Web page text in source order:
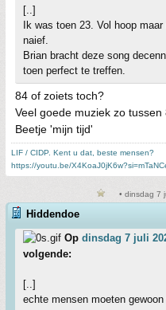
[..]
Ik was toen 23. Vol hoop
naief.
Brian bracht deze song
toen perfect te treffen.
84 of zoiets toch?
Veel goede muziek zo tussen
Beetje 'mijn tijd'
LIF / CIDP. Kent u dat, beste mensen?
https://youtu.be/
• dinsdag 7
Hiddendoe
Op dinsdag 7 juli
volgende:
[..]
echte mensen moeten gewoon